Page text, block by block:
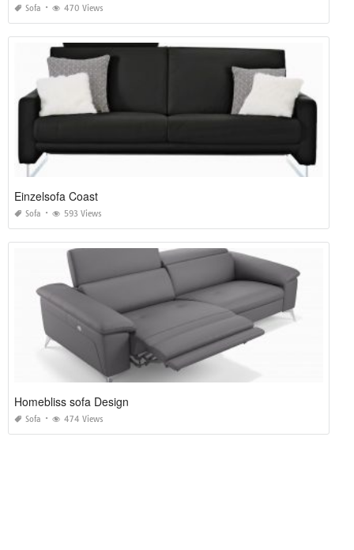
Sofa 470 Views
Einzelsofa Coast
Sofa 593 Views
Homebliss sofa Design
Sofa 474 Views